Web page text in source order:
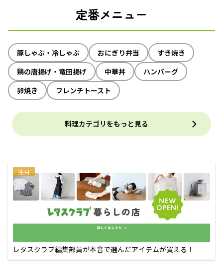
定番メニュー
豚しゃぶ・冷しゃぶ おにぎり弁当
すき焼き
鶏の唐揚げ・竜田揚げ
中華丼
ハンバーグ
卵焼き
フレンチトースト
料理カテゴリをもっと見る
注目
レタスクラブ編集部員が本音で選んだアイテムが買える！